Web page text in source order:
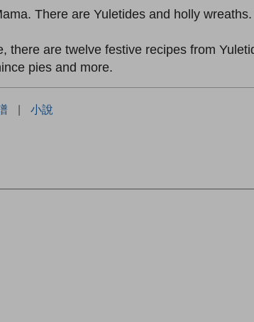
There are Yuletides and holly
there are twelve festive recipes from
pies and more.
| 小說